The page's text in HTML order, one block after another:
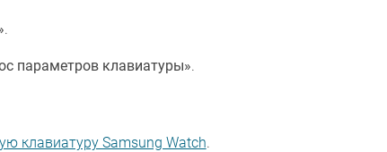
.
параметров клавиатуры».
клавиатуру Samsung Watch.